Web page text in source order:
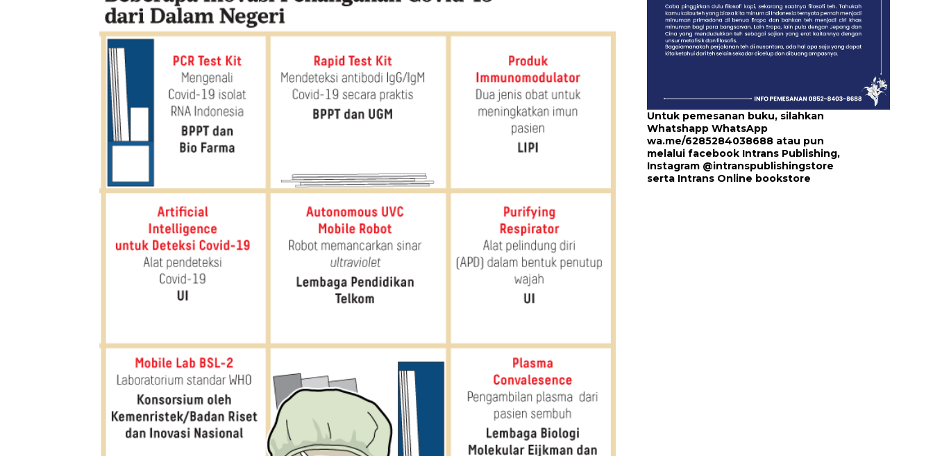
Untuk pemesanan buku, silahkan
Whatshapp WhatsApp
wa.me/6285284038688 atau pun
melalui facebook Intrans Publishing,
Instagram @intranspublishingstore
serta Intrans Online bookstore